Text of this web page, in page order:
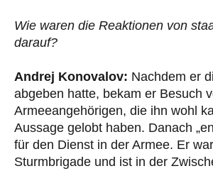
Wie waren die Reaktionen von
darauf?
Andrej Konovalov: Nachdem er
abgeben hatte, bekam er Besuch
Armeeangehörigen, die ihn wohl
Aussage gelobt haben. Danach
für den Dienst in der Armee. Er
Sturmbrigade und ist in der